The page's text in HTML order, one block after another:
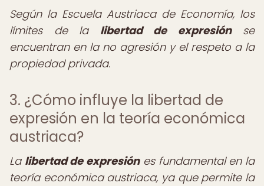
Según la Escuela Austriaca de Economía, los
límites de la libertad de expresiónse
encuentran en la no agresión y el respeto a la
propiedad privada.
3. ¿Cómo influye la libertad de
expresión en la teoría económica
austriaca?
La libertad de expresiónes fundamental en la
teoría económica austriaca, ya que permite la